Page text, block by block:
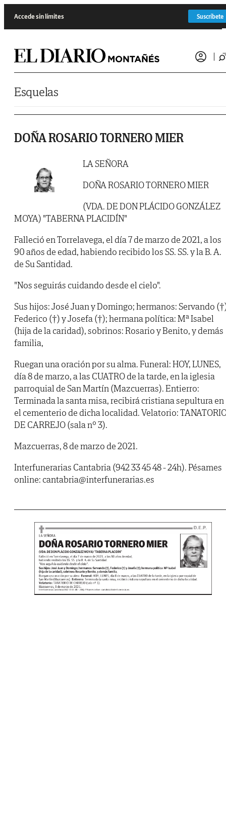
Accede sin límites Suscríbete
Esquelas
DOÑA ROSARIO TORNERO MIER
LA SEÑORA
DOÑA ROSARIO TORNERO MIER
(VDA. DE DON PLÁCIDO GONZÁLEZ
MOYA) "TABERNA PLACIDÍN"
Falleció en Torrelavega, el día 7 de marzo de 2021, a los
90 años de edad, habiendo recibido los SS. SS. y la B. A.
de Su Santidad.
"Nos seguirás cuidando desde el cielo".
Sus hijos: José Juan y Domingo; hermanos: Servando
Federico (†) y Josefa (†); hermana política: Mª Isabel
(hija de la caridad), sobrinos: Rosario y Benito, y demás
familia,
Ruegan una oración por su alma. Funeral: HOY, LUNES,
día 8 de marzo, a las CUATRO de la tarde, en la iglesia
parroquial de San Martín (Mazcuerras). Entierro:
Terminada la santa misa, recibirá cristiana sepultura en
el cementerio de dicha localidad. Velatorio:
DE CARREJO (sala nº 3).
Mazcuerras, 8 de marzo de 2021.
Interfunerarias Cantabria (942 33 45 48 - 24h). Pésames
online: cantabria@interfunerarias.es